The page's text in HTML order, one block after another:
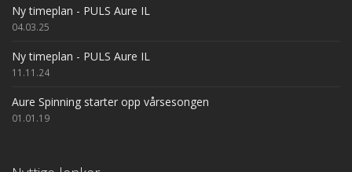
Ny timeplan - PULS Aure IL
04.03.25
Ny timeplan - PULS Aure IL
11.11.24
Aure Spinning starter opp vårsesongen
01.01.19